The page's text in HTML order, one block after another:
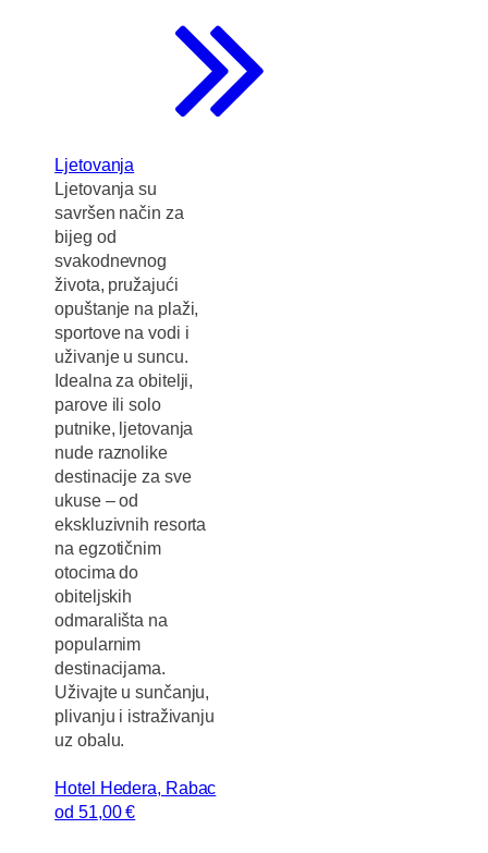
Ljetovanja
Ljetovanja su
savršen način za
bijeg od
svakodnevnog
života, pružajući
opuštanje na plaži,
sportove na vodi i
uživanje u suncu.
Idealna za obitelji,
parove ili solo
putnike, ljetovanja
nude raznolike
destinacije za sve
ukuse – od
ekskluzivnih resorta
na egzotičnim
otocima do
obiteljskih
odmarališta na
popularnim
destinacijama.
Uživajte u sunčanju,
plivanju i istraživanju
uz obalu.
Hotel Hedera, Rabac
od 51,00 €